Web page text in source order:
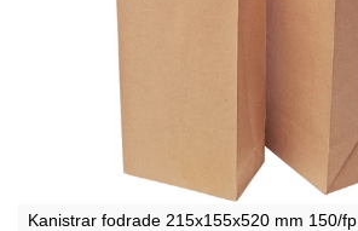
Kanistrar fodrade 215x155x520 mm 150/fp